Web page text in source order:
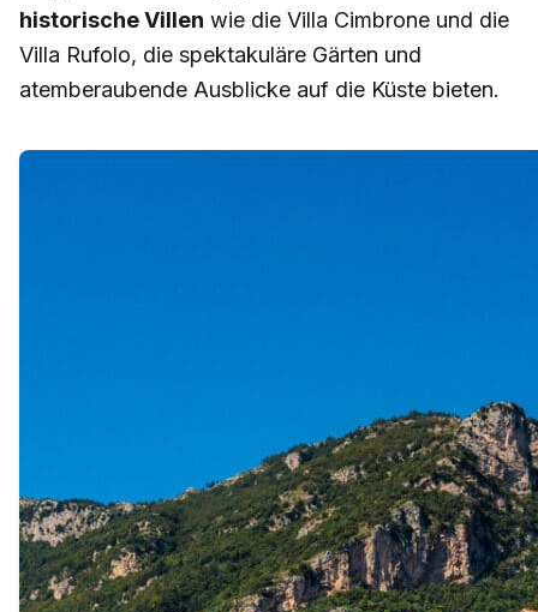
historische Villen wie die Villa Cimbrone und die
Villa Rufolo, die spektakuläre Gärten und
atemberaubende Ausblicke auf die Küste bieten.